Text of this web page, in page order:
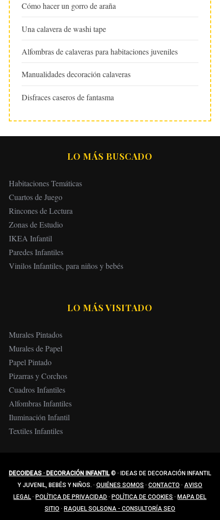
Cómo hacer un gorro de araña
Una calavera de washi tape
Alfombras de calaveras para habitaciones juveniles
Manualidades decoración calaveras
Disfraces caseros de fantasma
LO MÁS BUSCADO
Habitaciones Temáticas
Cuartos de Juego
Rincones de Lectura
Zonas de Estudio
IKEA Infantil
Paredes Infantiles
Vinilos Infantiles, para niños y bebés
LO MÁS VISITADO
Murales Pintados
Murales de Papel
Papel Pintado
Pizarras y Corchos
Cuadros Infantiles
Alfombras Infantiles
Iluminación Infantil
Textiles Infantiles
DECOIDEAS · DECORACIÓN INFANTIL© · IDEAS DE DECORACIÓN INFANTIL
Y JUVENIL, BEBÉS Y NIÑOS. · QUIÉNES SOMOS · CONTACTO · AVISO
LEGAL · POLÍTICA DE PRIVACIDAD · POLÍTICA DE COOKIES · MAPA DEL
SITIO · RAQUEL SOLSONA - CONSULTORÍA SEO